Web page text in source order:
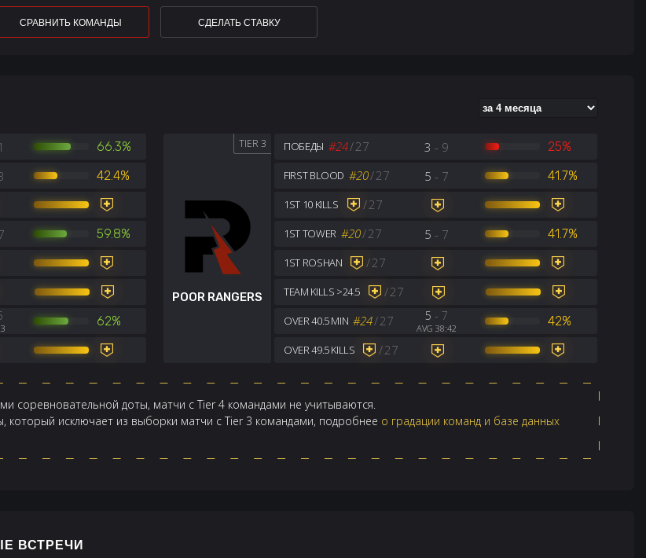
СРАВНИТЬ КОМАНДЫ СДЕЛАТЬ СТАВКУ
66.3%
42.4%
59.8%
62%
POOR RANGERS
TIER 3 ПОБЕДЫ #24/27 3 - 9 25%
FIRST BLOOD #20/27 5 - 7 41.7%
1ST 10 KILLS /27
1ST TOWER #20/27 5 - 7 41.7%
1ST ROSHAN /27
TEAM KILLS >24.5 /27
OVER 40.5 MIN #24/27 5 - 7
AVG 38:42 42%
OVER 49.5 KILLS /27
соревновательной доты, матчи с Tier 4 командами не учитываются.
который исключает из выборки матчи с Tier 3 командами, подробнее о градации команд и базе данных
ВСТРЕЧИ